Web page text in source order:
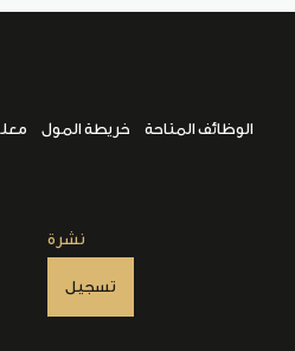
خريطة المول
الوظائف المتاحة
نشرة
تسجيل